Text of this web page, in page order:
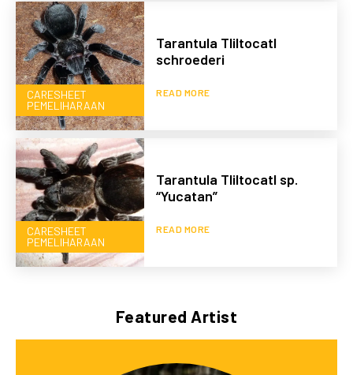
CARESHEET
PEMELIHARAAN
Tarantula Tliltocatl
schroederi
READ MORE
CARESHEET
PEMELIHARAAN
Tarantula Tliltocatl sp.
“Yucatan”
READ MORE
Featured Artist